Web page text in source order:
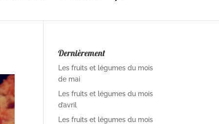
Dernièrement
Les fruits et légumes du mois
de mai
Les fruits et légumes du mois
d’avril
Les fruits et légumes du mois